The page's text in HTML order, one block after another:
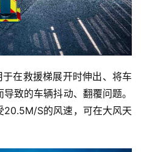
在救援梯展开时伸出、将车
致的车辆抖动、翻覆问题。
20.5M/S的风速，可在大风天